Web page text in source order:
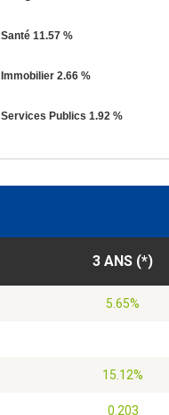
Santé 11.57 %
Immobilier 2.66 %
Services Publics 1.92 %
3 ANS (*)
5.65%
15.12%
0.203